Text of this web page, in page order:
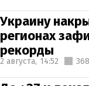
Украину
регионах
рекорды
2 августа, 14:52